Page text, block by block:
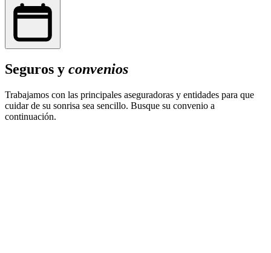
Seguros y convenios
Trabajamos con las principales aseguradoras y entidades para que
cuidar de su sonrisa sea sencillo. Busque su convenio a
continuación.